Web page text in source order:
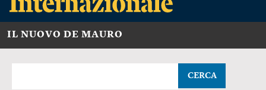
IL NUOVO DE MAURO
CERCA